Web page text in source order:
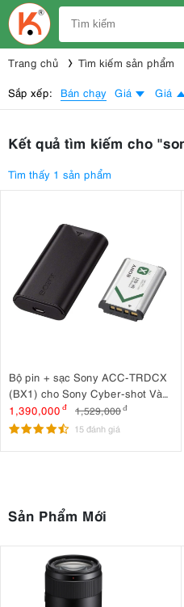
Trang chủ Tìm kiếm sản phẩm
Sắp xếp: Bán chạy Giá Giá
Kết quả tìm kiếm cho
Tìm thấy 1 sản phẩm
Bộ pin + sạc Sony ACC-TRDCX
(BX1) cho Sony Cyber-shot Và
Action Cam
1,390,000 đ 1,529,000đ
15 đánh giá
Sản Phẩm Mới